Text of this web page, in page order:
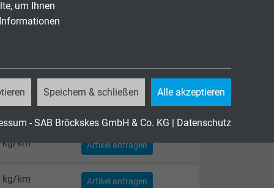
um Ihnen
Speichern & schließen Alle akzeptieren
- SAB Bröckskes GmbH & Co. KG | Datenschutz
kg/km Artikel anfragen
kg/km Artikel anfragen